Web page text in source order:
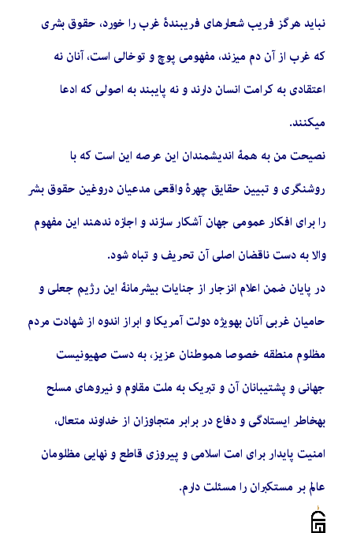
نباید هرگز فریب شعارهای فریبندۀ غرب را خورد، حقوق بشری
که غرب از آن دم میزند، مفهومی پوچ و توخالی است، آنان نه
اعتقادی به کرامت انسان دارند و نه پایبند به اصولی که ادعا
میکنند.
نصیحت من به همۀ اندیشمندان این عرصه این است که با
روشنگری و تبیین حقایق چهرۀ واقعی مدعیان دروغین حقوق بشر
را برای افکار عمومی جهان آشکار سازند و اجازه ندهند این مفهوم
والا به دست ناقضان اصلی آن تحریف و تباه شود.
در پایان ضمن اعلام انزجار از جنایات بیشرمانۀ این رژیم جعلی و
حامیان غربی آنان بهویژه دولت آمریکا و ابراز اندوه از شهادت مردم
مظلوم منطقه خصوصا هموطنان عزیز، به دست صهیونیست
جهانی و پشتیبانان آن و تبریک به ملت مقاوم و نیروهای مسلح
بهخاطر ایستادگی و دفاع در برابر متجاوزان از خداوند متعال،
امنیت پایدار برای امت اسلامی و پیروزی قاطع و نهایی مظلومان
عالم بر مستکبران را مسئلت دارم.